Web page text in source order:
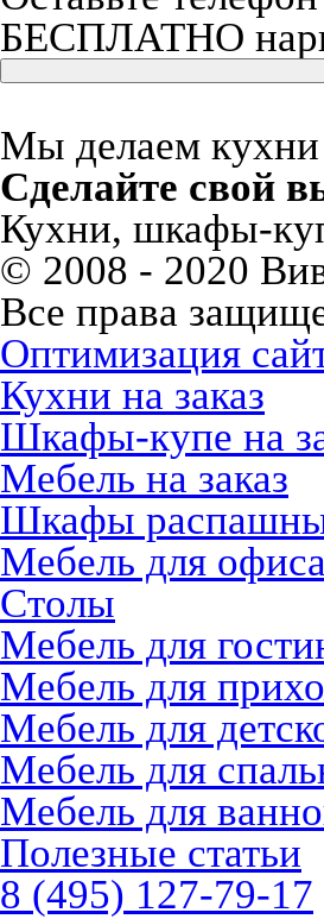
БЕСПЛАТНО
Мы делаем кухни
Сделайте свой
Кухни, шкафы-
© 2008 - 2020
Все права
Оптимизация
Кухни на заказ
Шкафы-купе на
Мебель на заказ
Шкафы
Мебель для офиса
Столы
Мебель для
Мебель для
Мебель для
Мебель для
Мебель для
Полезные статьи
8 (495) 127-79-17